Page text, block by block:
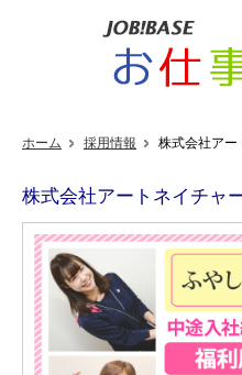
ホーム 採用情報 株式会社ア
株式会社アートネイチ